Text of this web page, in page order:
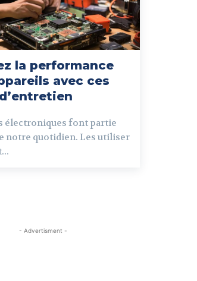
la performance
avec ces
électroniques font partie
notre quotidien. Les utiliser
- Advertisment -